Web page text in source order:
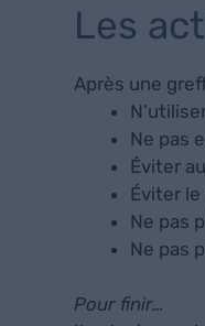
Les
Après une
Ne pas
Éviter
Éviter
Ne pas
Ne pas
Pour finir…